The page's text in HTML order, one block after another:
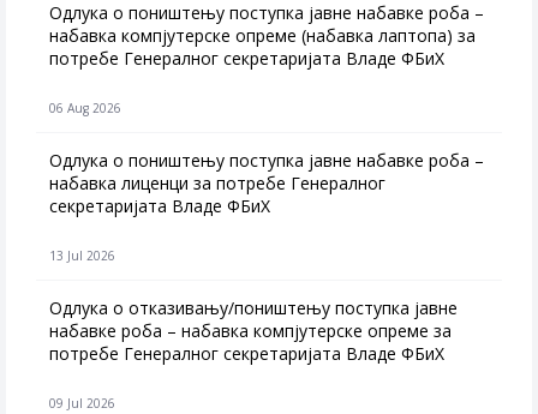
Одлука о поништењу поступка јавне набавке роба –
набавка компјутерске опреме (набавка лаптопа) за
потребе Генералног секретаријата Владе ФБиХ
06 Aug 2026
Одлука о поништењу поступка јавне набавке роба –
набавка лиценци за потребе Генералног
секретаријата Владе ФБиХ
13 Jul 2026
Одлука о отказивању/поништењу поступка јавне
набавке роба – набавка компјутерске опреме за
потребе Генералног секретаријата Владе ФБиХ
09 Jul 2026